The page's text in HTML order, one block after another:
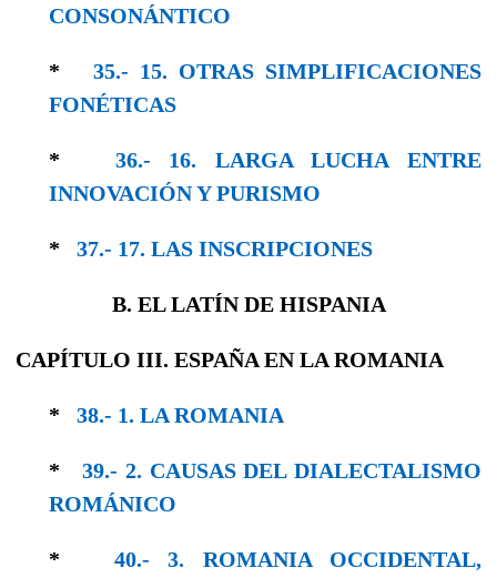
CONSO­NÁNTICO
* 35.- 15. OTRAS SIMPLIFICACIONES
FONÉTICAS
* 36.- 16. LARGA LUCHA ENTRE
INNOVACIÓN Y PURISMO
* 37.- 17. LAS INSCRIPCIONES
B. EL LATÍN DE HISPANIA
CAPÍTULO III. ESPAÑA EN LA ROMANIA
* 38.- 1. LA ROMANIA
*39.- 2. CAUSAS DEL DIALECTALISMO
RO­MÁNICO
* 40.- 3. ROMANIA OCCIDENTAL,